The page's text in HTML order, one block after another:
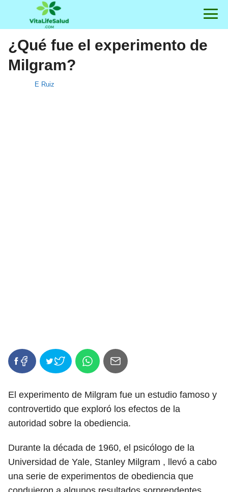
¿Qué fue el experimento de
Milgram?
E Ruiz
El experimento de Milgram fue un estudio famoso y
controvertido que exploró los efectos de la
autoridad sobre la obediencia.
Durante la década de 1960, el psicólogo de la
Universidad de Yale, Stanley Milgram , llevó a cabo
una serie de experimentos de obediencia que